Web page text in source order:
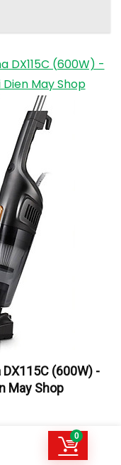
0
DX115C (600W) -
May Shop
(600W) -
May Shop